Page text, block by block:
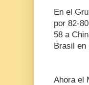
En el
por 82-
58 a
Brasil en
Ahora el